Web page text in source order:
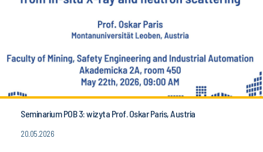
Seminarium POB 3: wizyta Prof. Oskar Paris, Austria
20.05.2026